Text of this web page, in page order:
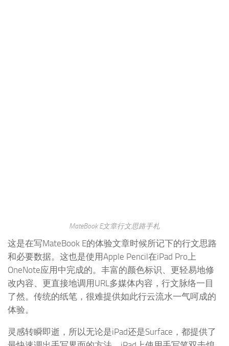
MateBook E文章行文思路手札
这是在写MateBook E的体验文章时候所记下的行文思路
和必要数据。这也是使用Apple Pencil在iPad Pro上
OneNote应用中完成的。丰富的颜色标识、更轻易地修
改内容、更直接地调用URL多媒体内容，行文脉络一目
了然。传统的纸笔，很难提供如此行云流水一气呵成的
体验。
灵感转瞬即逝，所以无论是iPad还是Surface，都提供了